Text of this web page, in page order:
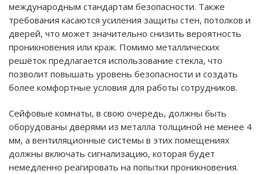
международным стандартам безопасности. Также
требования касаются усиления защиты стен, потолков и
дверей, что может значительно снизить вероятность
проникновения или краж. Помимо металлических
решёток предлагается использование стекла, что
позволит повышать уровень безопасности и создать
более комфортные условия для работы сотрудников.
Сейфовые комнаты, в свою очередь, должны быть
оборудованы дверями из металла толщиной не менее 4
мм, а вентиляционные системы в этих помещениях
должны включать сигнализацию, которая будет
немедленно реагировать на попытки проникновения.